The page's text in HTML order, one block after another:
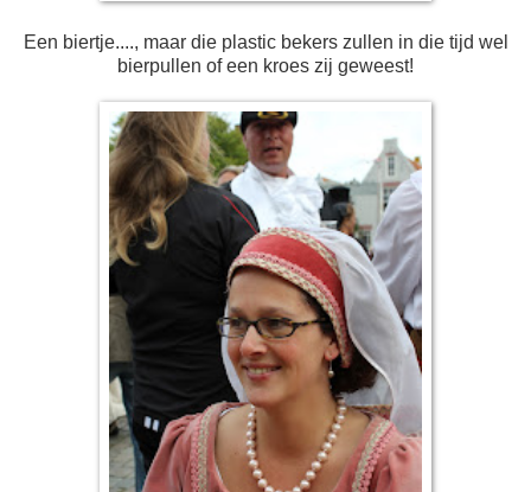
Een biertje...., maar die plastic bekers zullen in die tijd wel
bierpullen of een kroes zij geweest!